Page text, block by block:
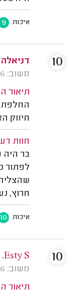
איכות 9
משוב: 31/03/2026
תיאור
החלפת
חיזוק
חוות
בר
לפתור
חרוץ,
איכות 10
10
Esty S. תל אביב.
משוב: 24/03/2026
תיאור
10